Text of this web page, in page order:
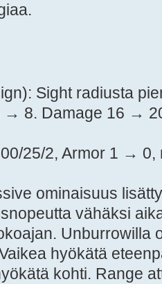
Sight radiusta
→ 8. Damage 16 →
25/2, Armor 1 → 0,
ominaisuus
vähäksi
Unburrowilla
hyökätä
kohti. Range